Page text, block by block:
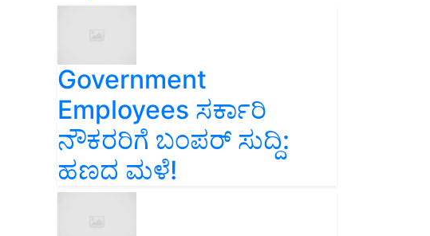
Government
Employees ಸರ್ಕಾರಿ
ನೌಕರರಿಗೆ ಬಂಪರ್‌ ಸುದ್ದಿ:
ಹಣದ ಮಳೆ!